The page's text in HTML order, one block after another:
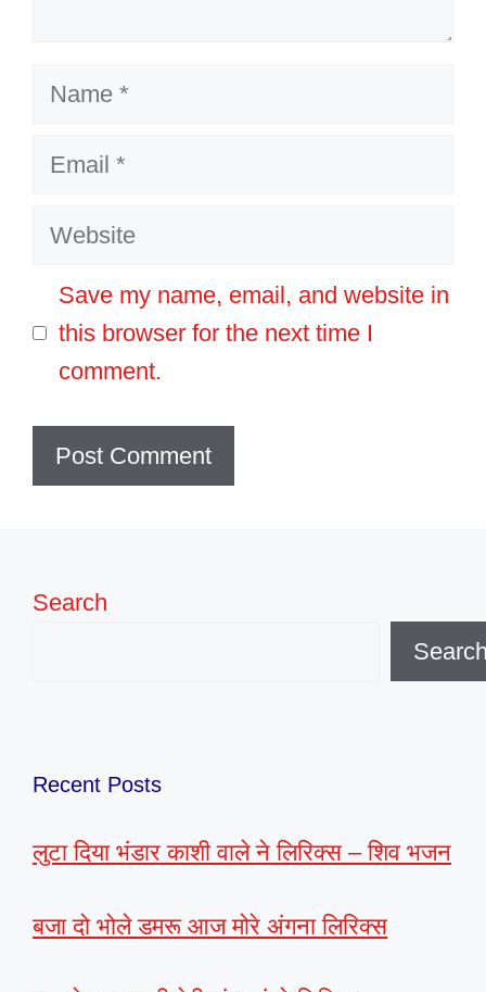
Name
Email
Website
Save my name, email, and website in
this browser for the next time I
comment.
Search
Recent Posts
लुटा दिया भंडार काशी वाले ने लिरिक्स – शिव भजन
बजा दो भोले डमरू आज मोरे अंगना लिरिक्स